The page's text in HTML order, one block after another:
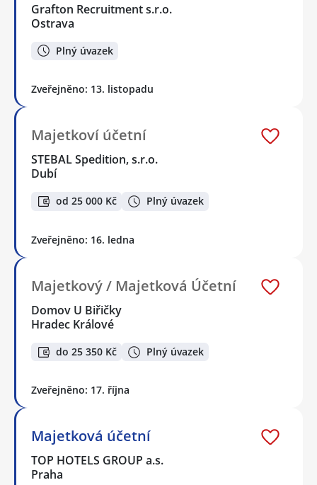
Grafton Recruitment s.r.o.
Ostrava
Plný úvazek
Zveřejněno: 13. listopadu
Majetkoví účetní
STEBAL Spedition, s.r.o.
Dubí
od 25 000 Kč Plný úvazek
Zveřejněno: 16. ledna
Majetkový / Majetková Účetní
Domov U Biřičky
Hradec Králové
do 25 350 Kč Plný úvazek
Zveřejněno: 17. října
Majetková účetní
TOP HOTELS GROUP a.s.
Praha